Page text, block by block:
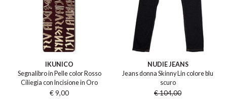
IKUNICO
Segnalibro in Pelle color Rosso
Ciliegia con Incisione in Oro
€ 9,00
NUDIE JEANS
Jeans donna Skinny Lin colore blu
scuro
€ 104,00